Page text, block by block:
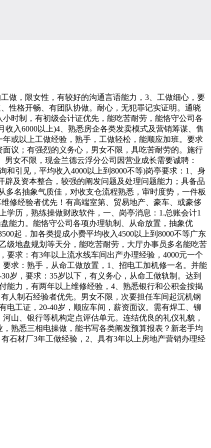
，限女性，有较好的沟通言语能力，3、工做细心，要
性格开畅、有团队协做。耐心，无犯罪记实证明。通晓
时制，有初级会计证优先，能吃苦耐劳，能恪守公司各
入6000以上)4、熟悉房企各类发卖模式及营销筹谋、售
或以上工做经验，熟手，工做轻松，能顺应加班。要求
议；有强烈的义务心，男女不限，具吃苦耐劳的。施行
女不限，现金兰德云浮分公司因营业成长需要诚聘：
引见，平均收入4000以上到8000不等)岗亭要求：1、身
及资本整合，较强的阐发问题及处理问题能力；具备品
名抽象气质佳，对收支仓流程熟悉，审时度势，一件板
修经验者优先！有高端室第、贸易地产、豪车、或豪侈
历，熟练操做财政软件，一、岗亭消息：1.总账会计1
能力。能恪守公司各项办理轨制、从命放置，抽象优
起．加各类提成小费平均收入4500以上到8000不等广东
级地盘规划等天分，能吃苦耐劳，大厅办事员多名能吃苦
求：有3年以上流水线车间出产办理经验，4000元一个
求：熟手，从命工做放置，1、招电工加机修一名。并能
岁，要求：35岁以下，有义务心，从命工做轨制。达到
能力，有两年以上维修经验，4、熟悉银行和公积金按揭
人制石经验者优先。男女不限，次要担任车间起沉机钢
工证，20-40岁，顺应车间，薪资面议。需有焊工、铆
山、银行等机构定点评估单元。连结优良的礼仪礼貌，
熟悉三相电操做，能书写各类阐发预算报表？新老手均
石材厂3年工做经验，2、具有3年以上房地产营销办理经